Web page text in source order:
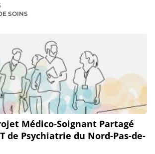
SOINS
Médico‑Soignant Partagé
de Psychiatrie du Nord-Pas-de-